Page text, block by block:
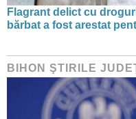
Flagrant delict cu
bărbat a fost arestat
BIHON ŞTIRILE